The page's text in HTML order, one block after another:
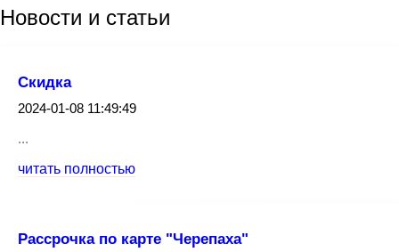
Новости и статьи
Скидка
2024-01-08 11:49:49
...
читать полностью
Рассрочка по карте "Черепаха"